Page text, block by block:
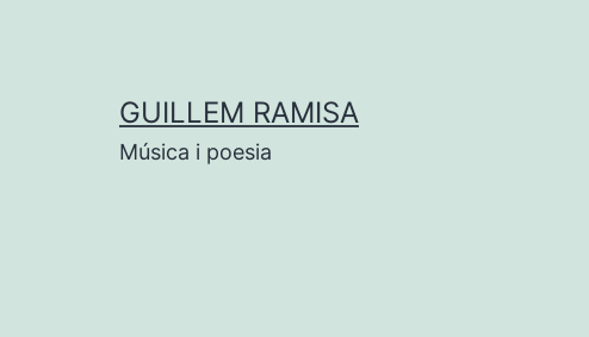
GUILLEM RAMISA
Música i poesia